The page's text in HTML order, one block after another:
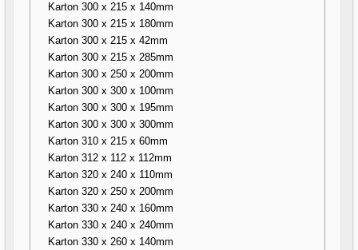
Karton 300 x 215 x 140mm
Karton 300 x 215 x 180mm
Karton 300 x 215 x 42mm
Karton 300 x 215 x 285mm
Karton 300 x 250 x 200mm
Karton 300 x 300 x 100mm
Karton 300 x 300 x 195mm
Karton 300 x 300 x 300mm
Karton 310 x 215 x 60mm
Karton 312 x 112 x 112mm
Karton 320 x 240 x 110mm
Karton 320 x 250 x 200mm
Karton 330 x 240 x 160mm
Karton 330 x 240 x 240mm
Karton 330 x 260 x 140mm